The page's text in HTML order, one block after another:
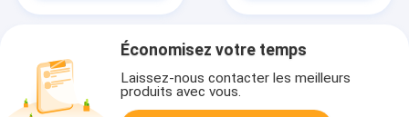
Économisez votre temps
Laissez-nous contacter les meilleurs
produits avec vous.